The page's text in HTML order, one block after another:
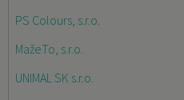
PS Colours, s.r.o.
MažeTo, s.r.o.
UNIMAL SK s.r.o.